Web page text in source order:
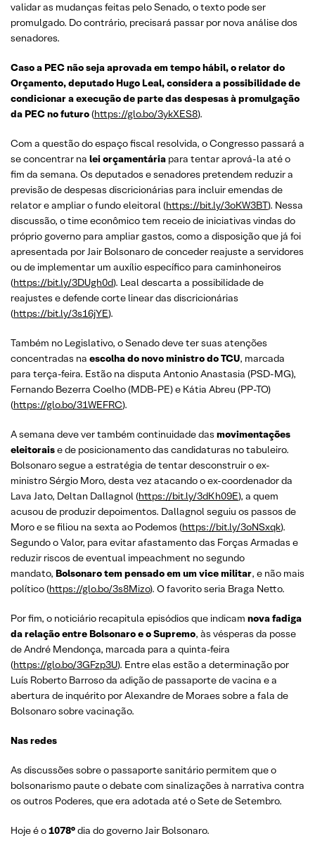
validar as mudanças feitas pelo Senado, o texto pode ser
promulgado. Do contrário, precisará passar por nova análise dos
senadores.
Caso a PEC não seja aprovada em tempo hábil, o relator do
Orçamento, deputado Hugo Leal, considera a possibilidade de
condicionar a execução de parte das despesas à promulgação
da PEC no futuro(https://glo.bo/3ykXES8).
Com a questão do espaço fiscal resolvida, o Congresso passará a
se concentrar na lei orçamentária para tentar aprová-la até o
fim da semana. Os deputados e senadores pretendem reduzir a
previsão de despesas discricionárias para incluir emendas de
relator e ampliar o fundo eleitoral (https://bit.ly/3oKW3BT). Nessa
discussão, o time econômico tem receio de iniciativas vindas do
próprio governo para ampliar gastos, como a disposição que já foi
apresentada por Jair Bolsonaro de conceder reajuste a servidores
ou de implementar um auxílio específico para caminhoneiros
(https://bit.ly/3DUgh0d). Leal descarta a possibilidade de
reajustes e defende corte linear das discricionárias
(https://bit.ly/3s16jYE).
Também no Legislativo, o Senado deve ter suas atenções
concentradas na escolha do novo ministro do TCU, marcada
para terça-feira. Estão na disputa Antonio Anastasia (PSD-MG),
Fernando Bezerra Coelho (MDB-PE) e Kátia Abreu (PP-TO)
(https://glo.bo/31WEFRC).
A semana deve ver também continuidade das movimentações
eleitoraise de posicionamento das candidaturas no tabuleiro.
Bolsonaro segue a estratégia de tentar desconstruir o ex-
ministro Sérgio Moro, desta vez atacando o ex-coordenador da
Lava Jato, Deltan Dallagnol (https://bit.ly/3dKh09E), a quem
acusou de produzir depoimentos. Dallagnol seguiu os passos de
Moro e se filiou na sexta ao Podemos (https://bit.ly/3oNSxqk).
Segundo o Valor, para evitar afastamento das Forças Armadas e
reduzir riscos de eventual impeachment no segundo
mandato, Bolsonaro tem pensado em um vice militar, e não mais
político (https://glo.bo/3s8Mizo). O favorito seria Braga Netto.
Por fim, o noticiário recapitula episódios que indicam nova fadiga
da relação entre Bolsonaro e o Supremo, às vésperas da posse
de André Mendonça, marcada para a quinta-feira
(https://glo.bo/3GFzp3U). Entre elas estão a determinação por
Luís Roberto Barroso da adição de passaporte de vacina e a
abertura de inquérito por Alexandre de Moraes sobre a fala de
Bolsonaro sobre vacinação.
Nas redes
As discussões sobre o passaporte sanitário permitem que o
bolsonarismo paute o debate com sinalizações à narrativa contra
os outros Poderes, que era adotada até o Sete de Setembro.
Hoje é o1078°dia do governo Jair Bolsonaro.